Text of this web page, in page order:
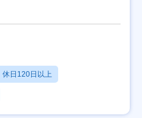
休日120日以上